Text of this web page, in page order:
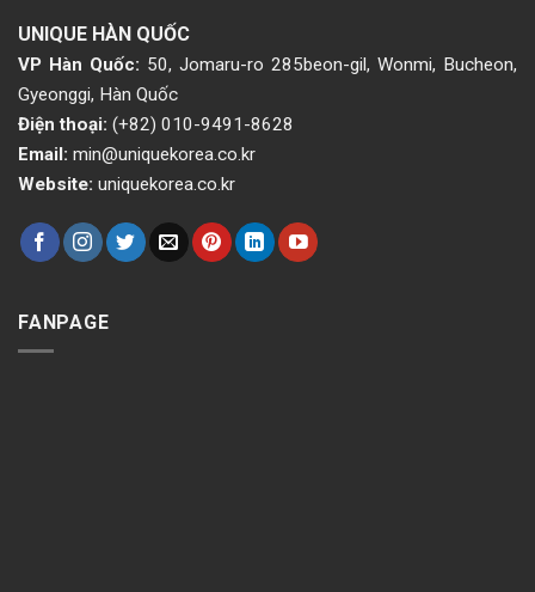
UNIQUE HÀN QUỐC
VP Hàn Quốc: 50, Jomaru-ro 285beon-gil, Wonmi, Bucheon,
Gyeonggi, Hàn Quốc
Điện thoại: (+82) 010-9491-8628
Email: min@uniquekorea.co.kr
Website: uniquekorea.co.kr
FANPAGE